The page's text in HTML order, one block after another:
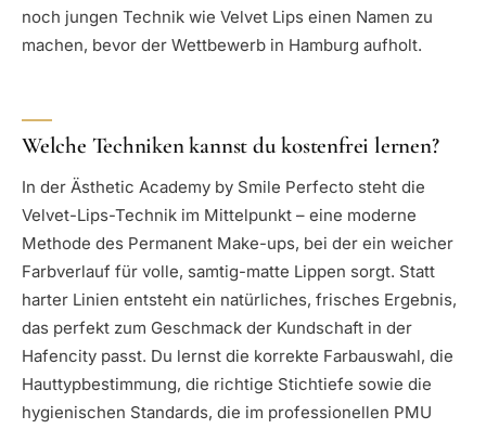
noch jungen Technik wie Velvet Lips einen Namen zu
machen, bevor der Wettbewerb in Hamburg aufholt.
Welche Techniken kannst du kostenfrei lernen?
In der Ästhetic Academy by Smile Perfecto steht die
Velvet-Lips-Technik im Mittelpunkt – eine moderne
Methode des Permanent Make-ups, bei der ein weicher
Farbverlauf für volle, samtig-matte Lippen sorgt. Statt
harter Linien entsteht ein natürliches, frisches Ergebnis,
das perfekt zum Geschmack der Kundschaft in der
Hafencity passt. Du lernst die korrekte Farbauswahl, die
Hauttypbestimmung, die richtige Stichtiefe sowie die
hygienischen Standards, die im professionellen PMU